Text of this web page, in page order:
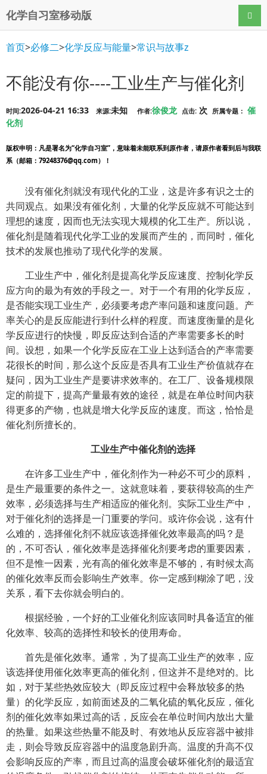
化学自习室移动版 导航
首页>必修二>化学反应与能量>常识与故事z
不能没有你----工业生产与催化剂
时间:2026-04-21 16:33 来源:未知 作者:徐俊龙 点击: 次 所属专题： 催
化剂
版权申明 ：凡是署名为“化学自习室”，意味着未能联系到原作者，请原作者看到后与我联
系（邮箱：79248376@qq.com）！
没有催化剂就没有现代化的工业，这是许多有识之士的
共同观点。如果没有催化剂，大量的化学反应就不可能达到
理想的速度，因而也无法实现大规模的化工生产。所以说，
催化剂是随着现代化学工业的发展而产生的，而同时，催化
技术的发展也推动了现代化学的发展。
工业生产中，催化剂是提高化学反应速度、控制化学反
应方向的最为有效的手段之一。对于一个有用的化学反应，
是否能实现工业生产，必须要考虑产率问题和速度问题。产
率关心的是反应能进行到什么样的程度。而速度衡量的是化
学反应进行的快慢，即反应达到合适的产率需要多长的时
间。设想，如果一个化学反应在工业上达到适合的产率需要
花很长的时间，那么这个反应是否具有工业生产价值就存在
疑问，因为工业生产是要讲求效率的。在工厂、设备规模限
定的前提下，提高产量最有效的途径，就是在单位时间内获
得更多的产物，也就是增大化学反应的速度。而这，恰恰是
催化剂所擅长的。
工业生产中催化剂的选择
在许多工业生产中，催化剂作为一种必不可少的原料，
是生产最重要的条件之一。这就意味着，要获得较高的生产
效率，必须选择与生产相适应的催化剂。实际工业生产中，
对于催化剂的选择是一门重要的学问。或许你会说，这有什
么难的，选择催化剂不就应该选择催化效率最高的吗？是
的，不可否认，催化效率是选择催化剂要考虑的重要因素，
但不是惟一因素，光有高的催化效率是不够的，有时候太高
的催化效率反而会影响生产效率。你一定感到糊涂了吧，没
关系，看下去你就会明白的。
根据经验，一个好的工业催化剂应该同时具备适宜的催
化效率、较高的选择性和较长的使用寿命。
首先是催化效率。通常，为了提高工业生产的效率，应
该选择使用催化效率更高的催化剂，但这并不是绝对的。比
如，对于某些热效应较大（即反应过程中会释放较多的热
量）的化学反应，如前面述及的二氧化硫的氧化反应，催化
剂的催化效率如果过高的话，反应会在单位时间内放出大量
的热量。如果这些热量不能及时、有效地从反应容器中被排
走，则会导致反应容器中的温度急剧升高。温度的升高不仅
会影响反应的产率，而且过高的温度会破坏催化剂的最适宜